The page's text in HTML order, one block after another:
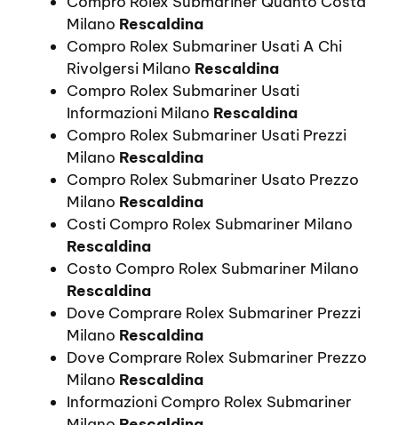
Milano Rescaldina
Compro Rolex Submariner Usati A Chi
Rivolgersi Milano Rescaldina
Compro Rolex Submariner Usati
Informazioni Milano Rescaldina
Compro Rolex Submariner Usati Prezzi
Milano Rescaldina
Compro Rolex Submariner Usato Prezzo
Milano Rescaldina
Costi Compro Rolex Submariner Milano
Rescaldina
Costo Compro Rolex Submariner Milano
Rescaldina
Dove Comprare Rolex Submariner Prezzi
Milano Rescaldina
Dove Comprare Rolex Submariner Prezzo
Milano Rescaldina
Informazioni Compro Rolex Submariner